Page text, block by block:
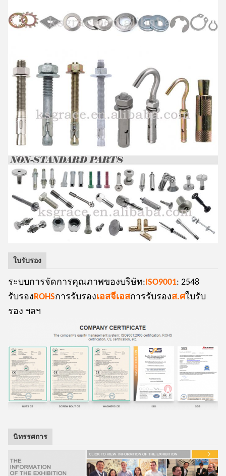
ใบรับรอง
ระบบการจัดการคุณภาพของบริษัท:ISO9001: 2548
รับรองROHSการรับรองเอสจีเอสการรับรองส.ศใบรับ
รอง ฯลฯ
นิทรรศการ